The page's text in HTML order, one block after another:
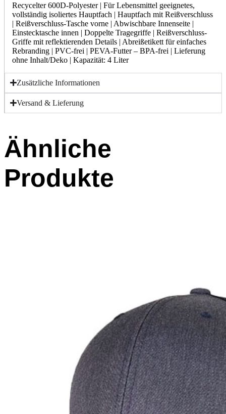
Recycelter 600D-Polyester | Für Lebensmittel geeignetes,
vollständig isoliertes Hauptfach | Hauptfach mit Reißverschluss
| Reißverschluss-Tasche vorne | Abwischbare Innenseite |
Einstecktasche innen | Doppelte Tragegriffe | Reißverschluss-
Griffe mit reflektierenden Details | Abreißetikett für einfaches
Rebranding | PVC-frei | PEVA-Futter – BPA-frei | Lieferung
ohne Inhalt/Deko | Kapazität: 4 Liter
Zusätzliche Informationen
Versand & Lieferung
Ähnliche
Produkte